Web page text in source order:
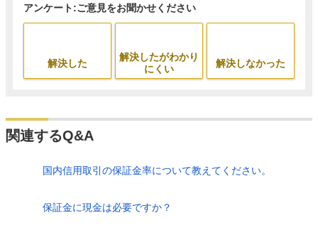
アンケート:ご意見をお聞かせください
解決した
解決したがわかり
にくい
解決しなかった
関連するQ&A
国内信用取引の保証金率について教えてください。
保証金に現金は必要ですか？